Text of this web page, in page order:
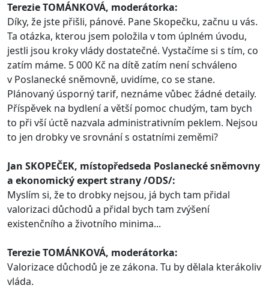
Terezie TOMÁNKOVÁ, moderátorka:
Díky, že jste přišli, pánové. Pane Skopečku, začnu u vás.
Ta otázka, kterou jsem položila v tom úplném úvodu,
jestli jsou kroky vlády dostatečné. Vystačíme si s tím, co
zatím máme. 5 000 Kč na dítě zatím není schváleno
v Poslanecké sněmovně, uvidíme, co se stane.
Plánovaný úsporný tarif, neznáme vůbec žádné detaily.
Příspěvek na bydlení a větší pomoc chudým, tam bych
to při vší úctě nazvala administrativním peklem. Nejsou
to jen drobky ve srovnání s ostatními zeměmi?
Jan SKOPEČEK, místopředseda Poslanecké sněmovny
a ekonomický expert strany /ODS/:
Myslím si, že to drobky nejsou, já bych tam přidal
valorizaci důchodů a přidal bych tam zvýšení
existenčního a životního minima...
Terezie TOMÁNKOVÁ, moderátorka:
Valorizace důchodů je ze zákona. Tu by dělala kterákoliv
vláda.